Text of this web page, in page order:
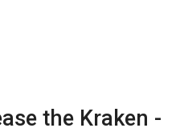
the Kraken -